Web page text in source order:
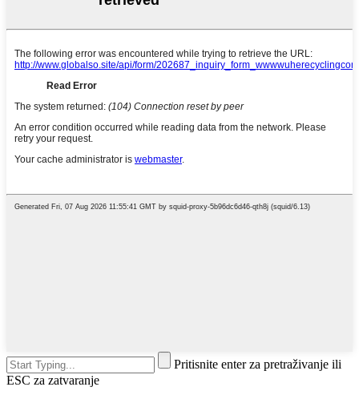
Pritisnite enter za pretraživanje ili
ESC za zatvaranje